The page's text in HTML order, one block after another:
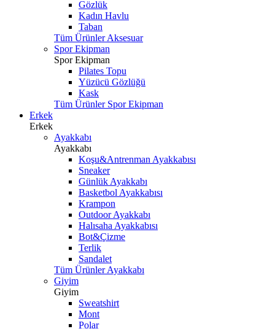
Gözlük
Kadın Havlu
Taban
Tüm Ürünler Aksesuar
Spor Ekipman
Spor Ekipman
Pilates Topu
Yüzücü Gözlüğü
Kask
Tüm Ürünler Spor Ekipman
Erkek
Erkek
Ayakkabı
Ayakkabı
Koşu&Antrenman Ayakkabısı
Sneaker
Günlük Ayakkabı
Basketbol Ayakkabısı
Krampon
Outdoor Ayakkabı
Halısaha Ayakkabısı
Bot&Çizme
Terlik
Sandalet
Tüm Ürünler Ayakkabı
Giyim
Giyim
Sweatshirt
Mont
Polar